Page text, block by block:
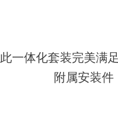
此一体化套装完美满
附属安装件